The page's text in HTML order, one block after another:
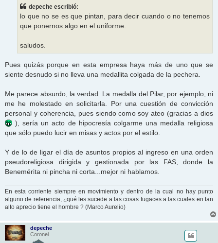
depeche escribió:
lo que no se es que pintan, para decir cuando o no tenemos
que ponernos algo en el uniforme.
saludos.
Pues quizás porque en esta empresa haya más de uno que se
siente desnudo si no lleva una medallita colgada de la pechera.
Me parece absurdo, la verdad. La medalla del Pilar, por ejemplo, ni
me he molestado en solicitarla. Por una cuestión de convicción
personal y coherencia, pues siendo como soy ateo (gracias a dios
), sería un acto de hipocresía colgarme una medalla religiosa
que sólo puedo lucir en misas y actos por el estilo.
Y de lo de ligar el día de asuntos propios al ingreso en una orden
pseudoreligiosa dirigida y gestionada por las FAS, donde la
Benemérita ni pincha ni corta...mejor ni hablamos.
En esta corriente siempre en movimiento y dentro de la cual no hay punto
alguno de referencia, ¿qué les sucede a las cosas fugaces a las cuales en tan
alto aprecio tiene el hombre ? (Marco Aurelio)
depeche
Coronel